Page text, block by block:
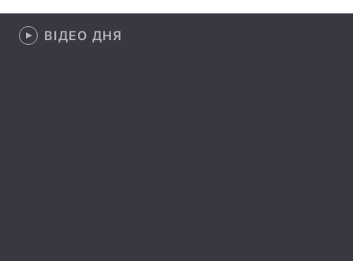
Цікавинки
ВІДЕО ДНЯ